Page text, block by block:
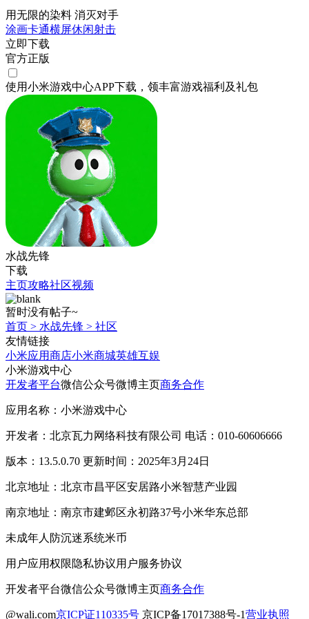
用无限的染料 消灭对手
涂画卡通横屏休闲射击
立即下载
官方正版
使用小米游戏中心APP下载 ，领丰富游戏福利 及礼包
水战先锋
下载
主页攻略社区视频
暂时没有帖子~
首页 > 水战先锋 > 社区
友情链接
小米应用商店小米商城英雄互娱
小米游戏中心
开发者平台微信公众号微博主页商务合作
应用名称：小米游戏中心
开发者：北京瓦力网络科技有限公司 电话：010-60606666
版本：13.5.0.70 更新时间：2025年3月24日
北京地址：北京市昌平区安居路小米智慧产业园
南京地址：南京市建邺区永初路37号小米华东总部
未成年人防沉迷系统米币
用户应用权限隐私协议用户服务协议
开发者平台微信公众号微博主页商务合作
@wali.com京ICP证110335号 京ICP备17017388号-1营业执照